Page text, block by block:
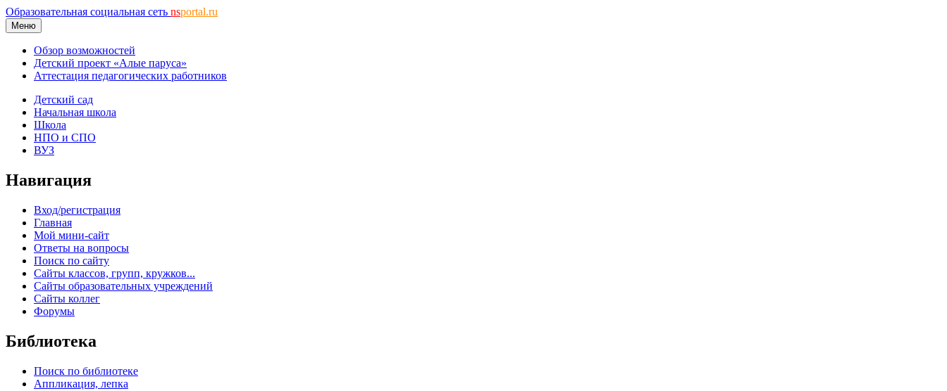
Образовательная социальная сеть nsportal.ru
Меню
Обзор возможностей
Детский проект «Алые паруса»
Аттестация педагогических работников
Детский сад
Начальная школа
Школа
НПО и СПО
ВУЗ
Навигация
Вход/регистрация
Главная
Мой мини-сайт
Ответы на вопросы
Поиск по сайту
Сайты классов, групп, кружков...
Сайты образовательных учреждений
Сайты коллег
Форумы
Библиотека
Поиск по библиотеке
Аппликация, лепка